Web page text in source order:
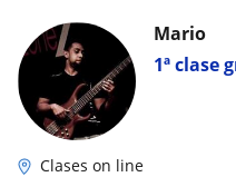
1ª clase
Mario
Clases on line